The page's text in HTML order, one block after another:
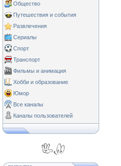
Общество
Путешествия и события
Развлечения
Сериалы
Спорт
Транспорт
Фильмы и анимация
Хобби и образование
Юмор
Все каналы
Каналы пользователей